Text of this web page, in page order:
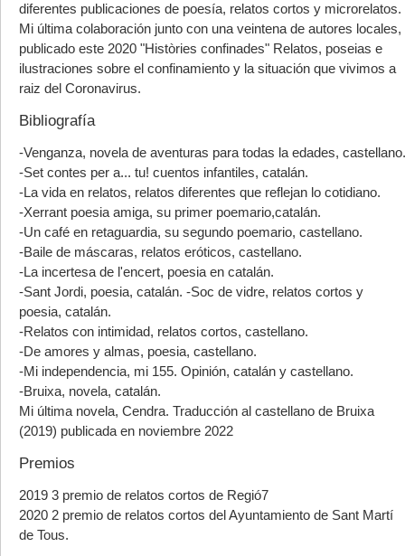
diferentes publicaciones de poesía, relatos cortos y microrelatos.
Mi última colaboración junto con una veintena de autores locales,
publicado este 2020 "Històries confinades" Relatos, poseias e
ilustraciones sobre el confinamiento y la situación que vivimos a
raiz del Coronavirus.
Bibliografía
-Venganza, novela de aventuras para todas la edades, castellano.
-Set contes per a... tu! cuentos infantiles, catalán.
-La vida en relatos, relatos diferentes que reflejan lo cotidiano.
-Xerrant poesia amiga, su primer poemario,catalán.
-Un café en retaguardia, su segundo poemario, castellano.
-Baile de máscaras, relatos eróticos, castellano.
-La incertesa de l'encert, poesia en catalán.
-Sant Jordi, poesia, catalán. -Soc de vidre, relatos cortos y
poesia, catalán.
-Relatos con intimidad, relatos cortos, castellano.
-De amores y almas, poesia, castellano.
-Mi independencia, mi 155. Opinión, catalán y castellano.
-Bruixa, novela, catalán.
Mi última novela, Cendra. Traducción al castellano de Bruixa
(2019) publicada en noviembre 2022
Premios
2019 3 premio de relatos cortos de Regió7
2020 2 premio de relatos cortos del Ayuntamiento de Sant Martí
de Tous.